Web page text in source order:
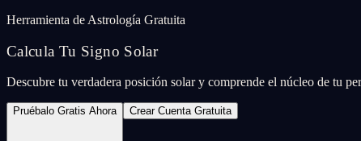
Herramienta de Astrología Gratuita
Calcula Tu Signo Solar
Descubre tu verdadera posición solar y comprende el núcleo de tu
Pruébalo Gratis Ahora Crear Cuenta Gratuita